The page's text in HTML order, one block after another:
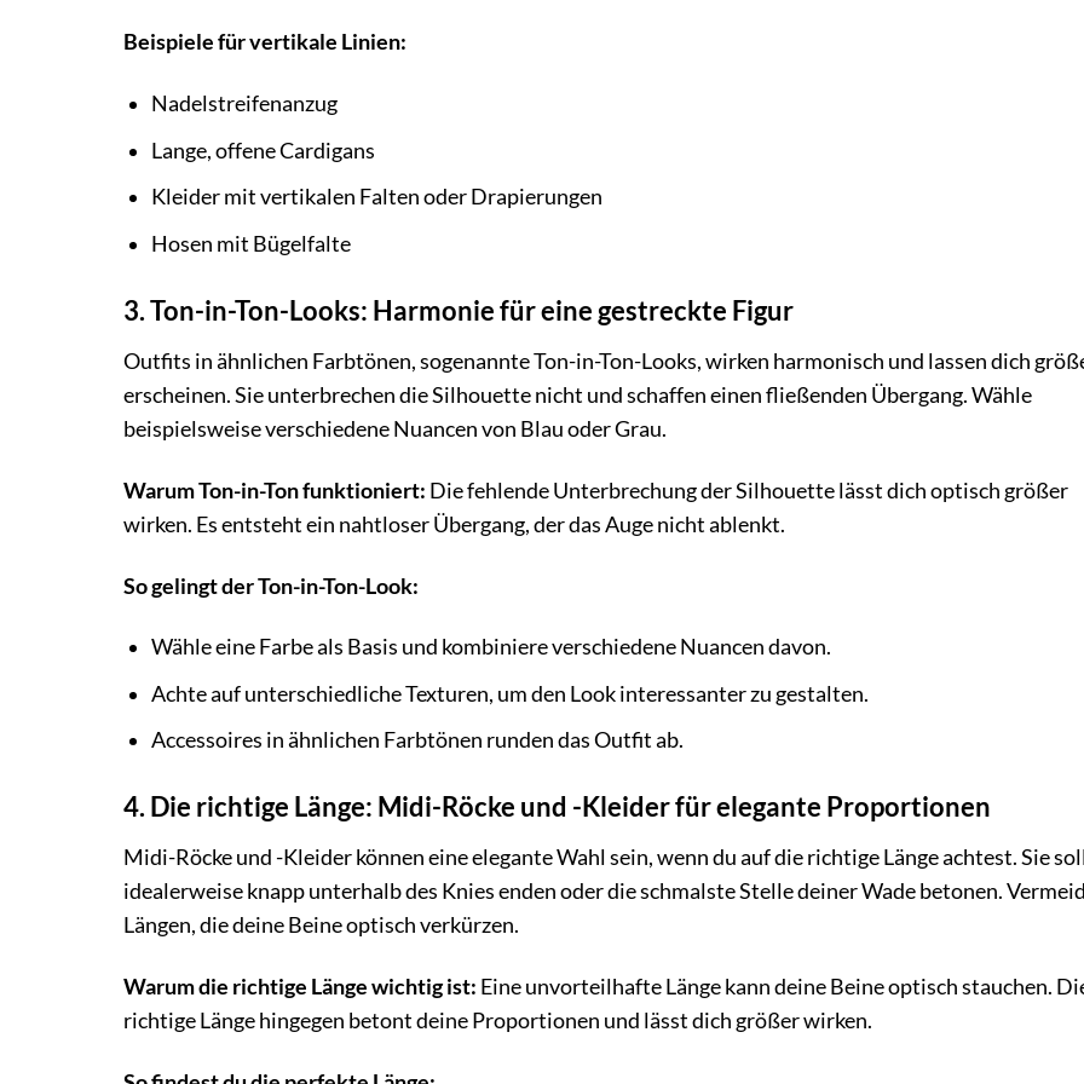
Beispiele für vertikale Linien:
Nadelstreifenanzug
Lange, offene Cardigans
Kleider mit vertikalen Falten oder Drapierungen
Hosen mit Bügelfalte
3. Ton-in-Ton-Looks: Harmonie für eine gestreckte Figur
Outfits in ähnlichen Farbtönen, sogenannte Ton-in-Ton-Looks, wirken harmonisch und lassen dich
erscheinen. Sie unterbrechen die Silhouette nicht und schaffen einen fließenden Übergang. Wähle
beispielsweise verschiedene Nuancen von Blau oder Grau.
Warum Ton-in-Ton funktioniert: Die fehlende Unterbrechung der Silhouette lässt dich optisch größer
wirken. Es entsteht ein nahtloser Übergang, der das Auge nicht ablenkt.
So gelingt der Ton-in-Ton-Look:
Wähle eine Farbe als Basis und kombiniere verschiedene Nuancen davon.
Achte auf unterschiedliche Texturen, um den Look interessanter zu gestalten.
Accessoires in ähnlichen Farbtönen runden das Outfit ab.
4. Die richtige Länge: Midi-Röcke und -Kleider für elegante Proportionen
Midi-Röcke und -Kleider können eine elegante Wahl sein, wenn du auf die richtige Länge achtest. Sie
idealerweise knapp unterhalb des Knies enden oder die schmalste Stelle deiner Wade betonen.
Längen, die deine Beine optisch verkürzen.
Warum die richtige Länge wichtig ist: Eine unvorteilhafte Länge kann deine Beine optisch stauchen.
richtige Länge hingegen betont deine Proportionen und lässt dich größer wirken.